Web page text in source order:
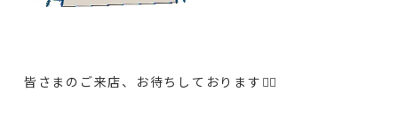
皆さまのご来店、お待ちしております💁‍♀️